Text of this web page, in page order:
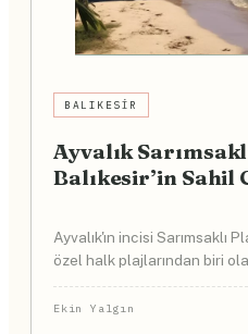
BALIKESIR
Ayvalık
Balıkesir’in Sahil
Ayvalık'ın incisi Sarımsaklı
özel halk plajlarından biri
Ekin Yalgın